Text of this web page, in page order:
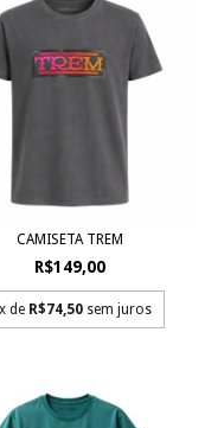
CAMISETA TREM
R$149,00
x de R$74,50 sem juros